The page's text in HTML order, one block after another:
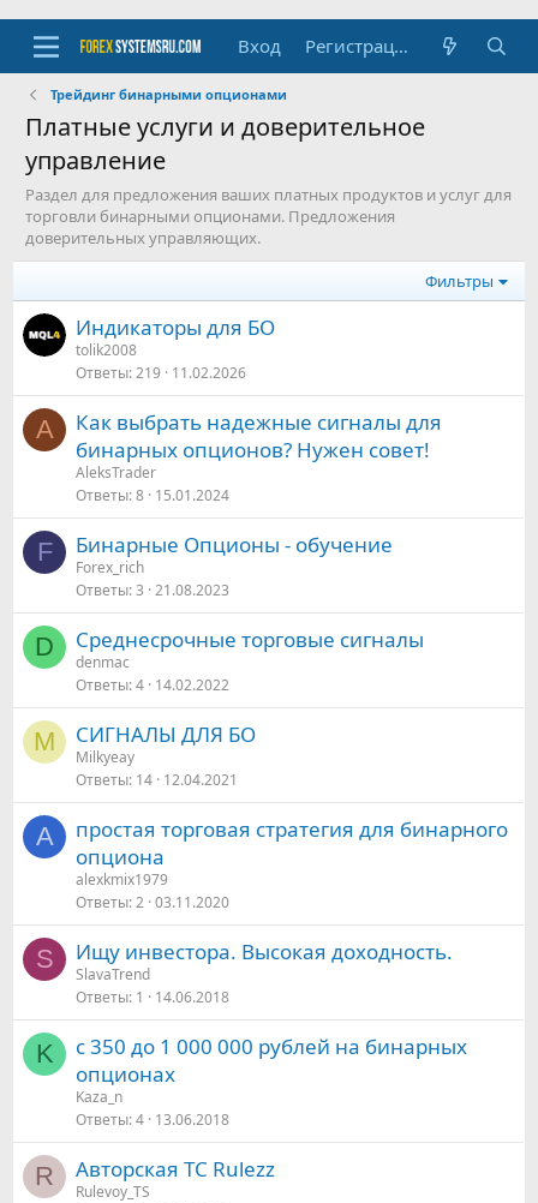
Вход Регистрация
Трейдинг бинарными опционами
Платные услуги и доверительное
управление
Раздел для предложения ваших платных продуктов и услуг для
торговли бинарными опционами. Предложения
доверительных управляющих.
Фильтры
Индикаторы для БО
tolik2008
Ответы 219 11.02.2026
A
Как выбрать надежные сигналы для
бинарных опционов? Нужен совет!
AleksTrader
Ответы 8 15.01.2024
F Бинарные Опционы - обучение
Forex_rich
Ответы 3 21.08.2023
D Среднесрочные торговые сигналы
denmac
Ответы 4 14.02.2022
M СИГНАЛЫ ДЛЯ БО
Milkyeay
Ответы 14 12.04.2021
A
простая торговая стратегия для бинарного
опциона
alexkmix1979
Ответы 2 03.11.2020
S Ищу инвестора. Высокая доходность.
SlavaTrend
Ответы 1 14.06.2018
K
с 350 до 1 000 000 рублей на бинарных
опционах
Kaza_n
Ответы 4 13.06.2018
R Авторская ТС Rulezz
Rulevoy_TS